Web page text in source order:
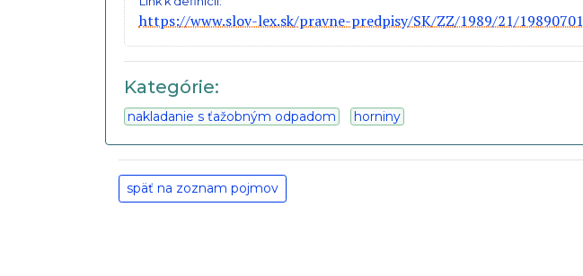
https://www.slov-lex.sk/pravne-predpisy/SK/ZZ/1989/21/19890701
Kategórie:
nakladanie s ťažobným odpadom horniny
späť na zoznam pojmov